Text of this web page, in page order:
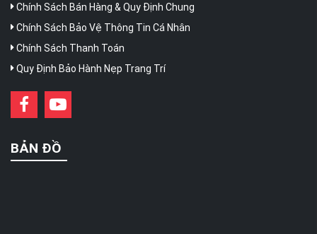
Chính Sách Bán Hàng & Quy Định Chung
Chính Sách Bảo Vệ Thông Tin Cá Nhân
Chính Sách Thanh Toán
Quy Định Bảo Hành Nẹp Trang Trí
BẢN ĐỒ